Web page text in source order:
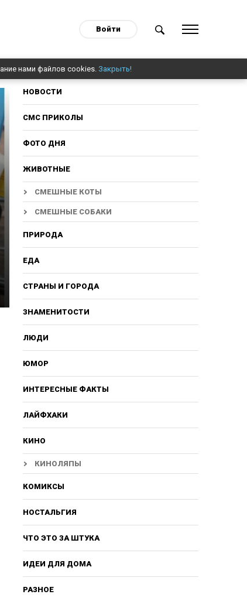
Войти
нами файлов cookies. Закрыть!
НОВОСТИ
СМС ПРИКОЛЫ
ФОТО ДНЯ
ЖИВОТНЫЕ
СМЕШНЫЕ КОТЫ
СМЕШНЫЕ СОБАКИ
ПРИРОДА
ЕДА
СТРАНЫ И ГОРОДА
ЗНАМЕНИТОСТИ
ЛЮДИ
ЮМОР
ИНТЕРЕСНЫЕ ФАКТЫ
ЛАЙФХАКИ
КИНО
КИНОЛЯПЫ
КОМИКСЫ
НОСТАЛЬГИЯ
ЧТО ЭТО ЗА ШТУКА
ИДЕИ ДЛЯ ДОМА
РАЗНОЕ